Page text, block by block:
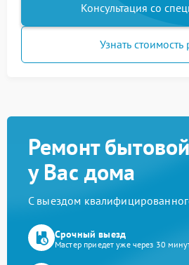
Консультация со
Узнать стоимость
Ремонт
у Вас дома
С выездом
Срочный выезд
Мастер приедет уже через 30